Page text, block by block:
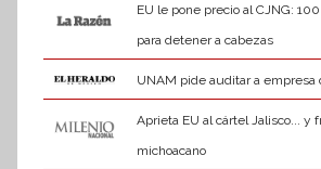
EU le pone precio al CJNG:
para detener a cabezas
UNAM pide auditar a empresa
Aprieta EU al cártel Jalisco... y
michoacano